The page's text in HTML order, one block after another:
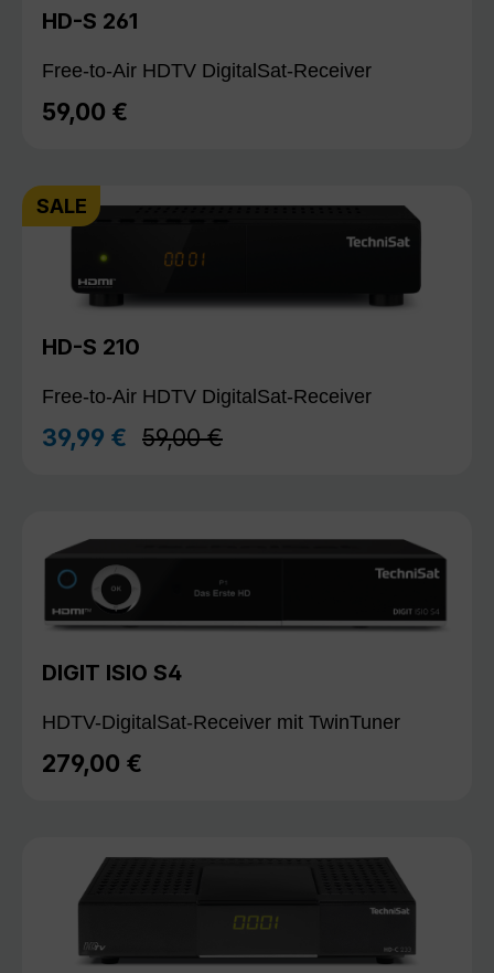
HD-S 261
Free-to-Air HDTV DigitalSat-Receiver
Regulärer Preis:
59,00 €
SALE
HD-S 210
Free-to-Air HDTV DigitalSat-Receiver
Verkaufspreis:
39,99 € Regulärer Preis:
59,00 €
DIGIT ISIO S4
HDTV-DigitalSat-Receiver mit TwinTuner
Regulärer Preis:
279,00 €